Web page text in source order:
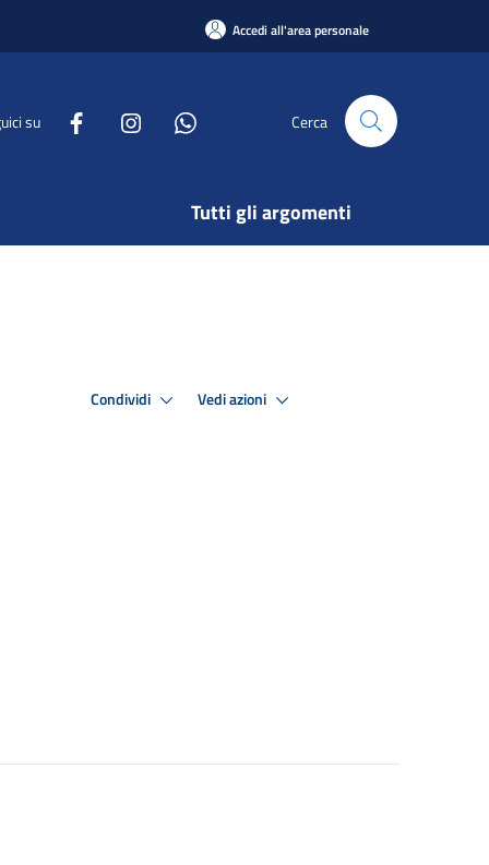
Accedi all'area personale
su Cerca
Tutti gli argomenti
Condividi Vedi azioni